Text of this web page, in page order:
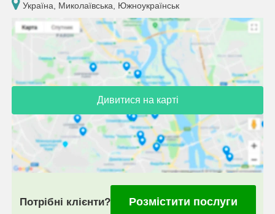
Україна, Миколаївська, Южноукраїнськ
Дивитися на карті
Потрібні клієнти? Розмістити послуги